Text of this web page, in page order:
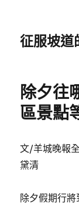
征服坡道
除夕往
區景點
文/羊城晚報
黛清
除夕假期行